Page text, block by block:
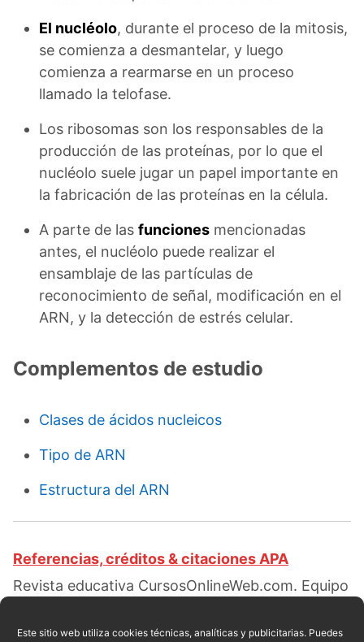
Este sitio web utiliza cookies técnicas, analíticas y publicitarias. Puedes
El nucléolo, durante el proceso de la mitosis,
se comienza a desmantelar, y luego
comienza a rearmarse en un proceso
llamado la telofase.
Los ribosomas son los responsables de la
producción de las proteínas, por lo que el
nucléolo suele jugar un papel importante en
la fabricación de las proteínas en la célula.
A parte de las funciones mencionadas
antes, el nucléolo puede realizar el
ensamblaje de las partículas de
reconocimiento de señal, modificación en el
ARN, y la detección de estrés celular.
Complementos de estudio
Clases de ácidos nucleicos
Tipo de ARN
Estructura del ARN
Referencias, créditos & citaciones APA
Revista educativa CursosOnlineWeb.com. Equipo
del nucléolo. Escrito por:Carmen L. Valdez .